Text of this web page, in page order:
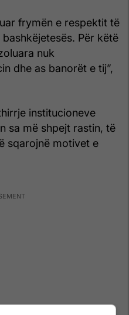
frymën e respektit të
Për këtë
nuk
dhe as banorët e tij”,
institucioneve
sa më shpejt rastin, të
sqarojnë motivet e